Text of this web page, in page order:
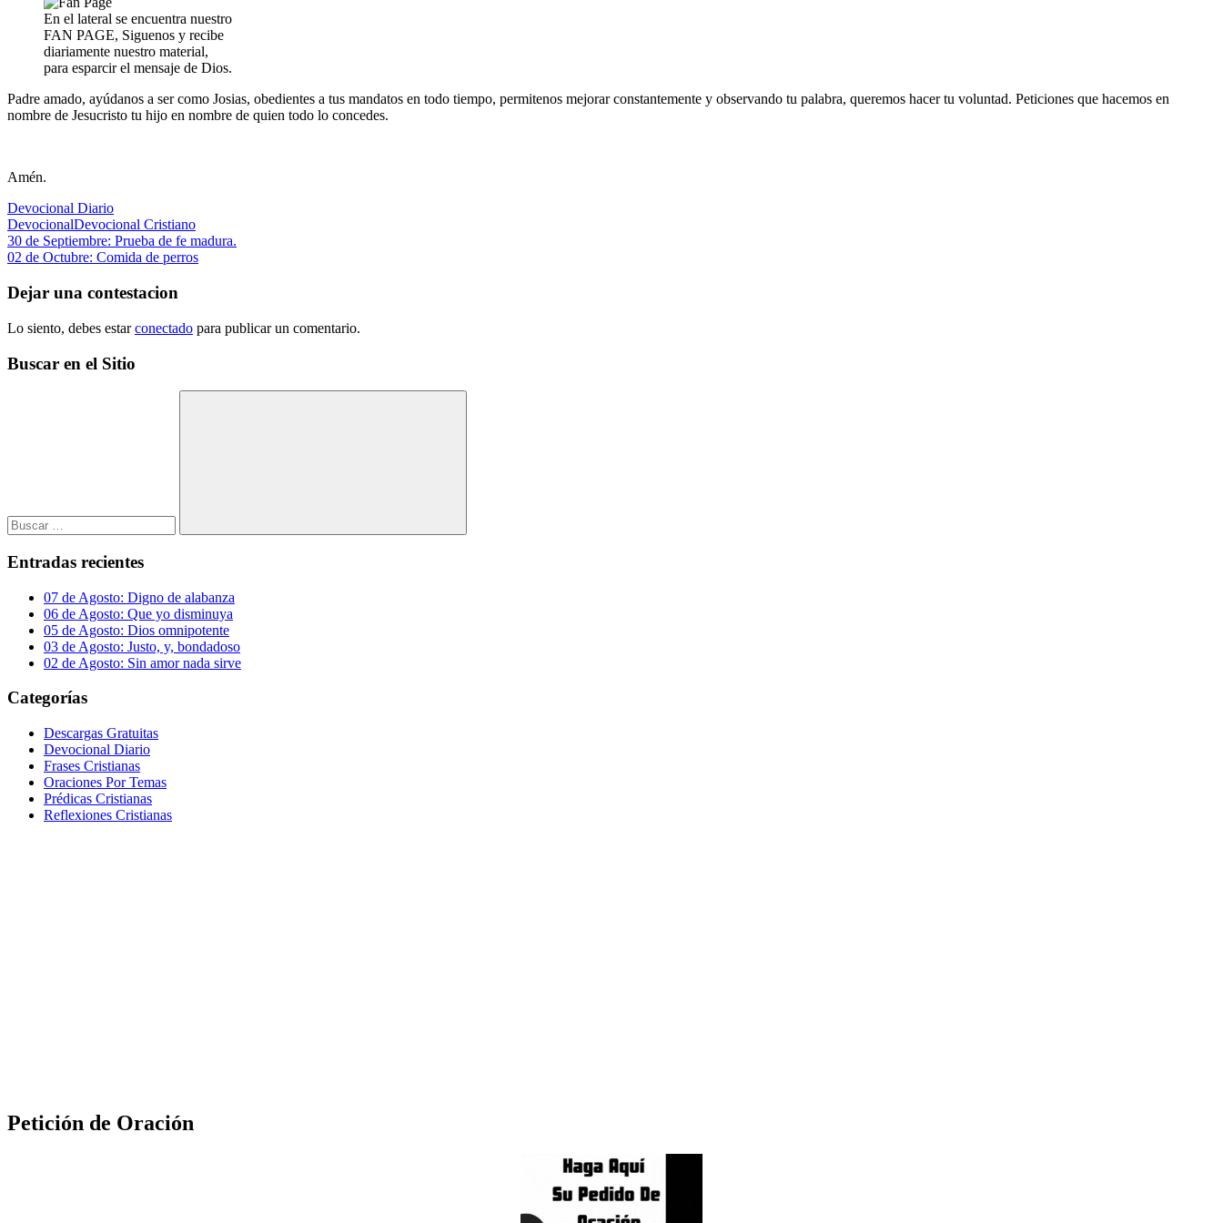
En el lateral se encuentra nuestro
FAN PAGE, Siguenos y recibe
diariamente nuestro material,
para esparcir el mensaje de Dios.
Padre amado, ayúdanos a ser como Josias, obedientes a tus mandatos en todo tiempo, permitenos mejorar constantemente y observando tu palabra, queremos hacer tu voluntad. Peticiones que hacemos en
nombre de Jesucristo tu hijo en nombre de quien todo lo concedes.
Amén.
Devocional Diario
DevocionalDevocional Cristiano
Navegación
de
entradas
Entrada
anterior:
30 de Septiembre: Prueba de fe madura.
Siguiente
02 de Octubre: Comida de perros
Dejar una contestacion
Lo siento, debes estarconectado para publicar un comentario.
Buscar en el Sitio
Buscar
Entradas recientes
07 de Agosto: Digno de alabanza
06 de Agosto: Que yo disminuya
05 de Agosto: Dios omnipotente
03 de Agosto: Justo, y, bondadoso
02 de Agosto: Sin amor nada sirve
Categorías
Descargas Gratuitas
Devocional Diario
Frases Cristianas
Oraciones Por Temas
Prédicas Cristianas
Reflexiones Cristianas
Petición de Oración